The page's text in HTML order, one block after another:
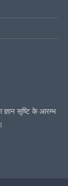
ज्ञान सृष्टि के आरम्भ